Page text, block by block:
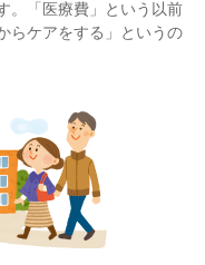
。「医療費」という以前
らケアをする」というの